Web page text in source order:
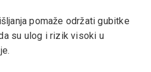
pomaže održati gubitke
su ulog i rizik visoki u